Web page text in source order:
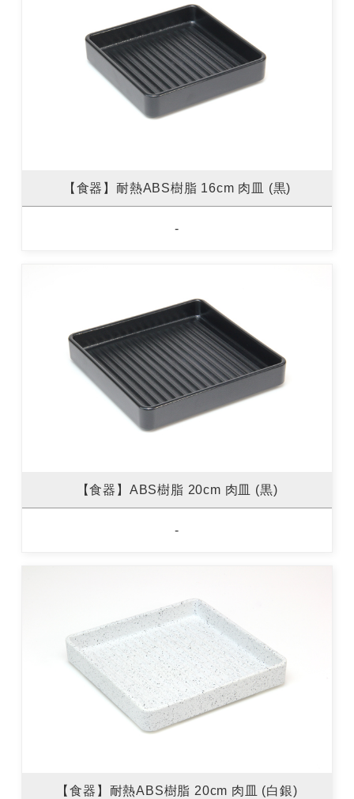
【食器】耐熱ABS樹脂 16cm 肉皿 (黒)
-
【食器】ABS樹脂 20cm 肉皿 (黒)
-
【食器】耐熱ABS樹脂 20cm 肉皿 (白銀)